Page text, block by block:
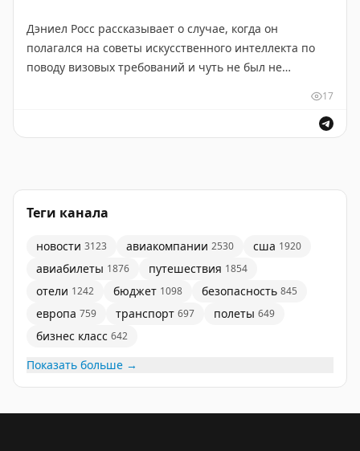
один Boeing 787.
Эти изменения отражают текущие вызовы
Дэниел Росс рассказывает о случае, когда он
полагался на советы искусственного интеллекта по
поводу визовых требований и чуть не был не
решении важных вопросов, связанных с документами
Daniel Ross |Original
17
Теги канала
новости 3123 авиакомпании 2530 сша 1920
авиабилеты 1876 путешествия 1854
отели 1242 бюджет 1098 безопасность 845
европа 759 транспорт 697 полеты 649
бизнес класс 642
Показать больше →